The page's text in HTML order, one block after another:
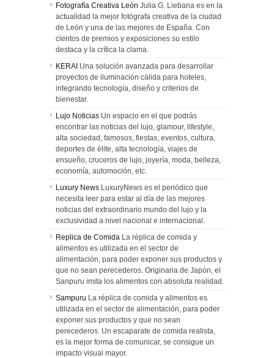
Fotografía Creativa León Julia G. Liebana es en la
actualidad la mejor fotógrafa creativa de la ciudad
de León y una de las mejores de España. Con
cientos de premios y exposiciones su estilo
destaca y la crítica la clama.
KERAI Una solución avanzada para desarrollar
proyectos de iluminación cálida para hoteles,
integrando tecnología, diseño y criterios de
bienestar.
Lujo Noticias Un espacio en el que podrás
encontrar las noticias del lujo, glamour, lifestyle,
alta sociedad, famosos, fiestas, eventos, cultura,
deportes de élite, alta tecnología, viajes de
ensueño, cruceros de lujo, joyería, moda, belleza,
economía, automoción, etc.
Luxury News LuxuryNews es el periódico que
necesita leer para estar al día de las mejores
noticias del extraordinario mundo del lujo y la
exclusividad a nivel nacional e internacional.
Replica de Comida La réplica de comida y
alimentos es utilizada en el sector de
alimentación, para poder exponer sus productos y
que no sean perecederos. Originaria de Japón, el
Sanpuru imita los alimentos con absoluta realidad.
Sampuru La réplica de comida y alimentos es
utilizada en el sector de alimentación, para poder
exponer sus productos y que no sean
perecederos. Un escaparate de comida realista,
es la mejor forma de comunicar, se consigue un
impacto visual mayor.